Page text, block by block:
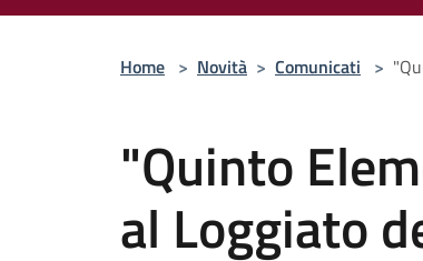
Home > Novità > Comunicati >
"Quinto
al Loggiato